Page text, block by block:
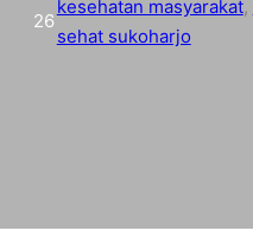
26
kesehatan masyarakat,
sehat sukoharjo